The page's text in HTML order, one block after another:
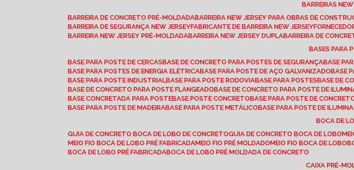
BARREIRAS
BARREIRA DE CONCRETO PRÉ-MOLDADA BARREIRA NEW JERSEY PARA OBRAS DE
BARREIRA DE SEGURANÇA NEW JERSEY FABRICANTE DE BARREIRA NEW JERSEY
BARREIRA NEW JERSEY PRÉ-MOLDADA BARREIRA NEW JERSEY DUPLA BARREIRA DE
BASES PARA
BASE PARA POSTE DE CERCAS BASE DE CONCRETO PARA POSTES DE SEGURANÇA BASE
BASE PARA POSTES DE ENERGIA ELÉTRICA BASE PARA POSTE DE AÇO GALVANIZADO BASE
BASE PARA POSTE INDUSTRIAL BASE PARA POSTE RODOVIA BASE PARA POSTES BASE DE
BASE DE CONCRETO PARA POSTE FLANGEADO BASE DE CONCRETO PARA POSTE DE
BASE CONCRETADA PARA POSTE BASE POSTE CONCRETO BASE PARA POSTE DE
BASE PARA POSTE DE MADEIRA BASE PARA POSTE METÁLICO BASE PARA POSTE DE
BOCA DE
GUIA DE CONCRETO BOCA DE LOBO DE CONCRETO
GUIA DE CONCRETO BOCA DE LOBO
MEIO FIO BOCA DE LOBO PRÉ FABRICADA
MEIO FIO PRÉ MOLDADO MEIO FIO BOCA DE LOBO
BOCA DE LOBO PRÉ FABRICADA BOCA DE LOBO PRÉ MOLDADA DE CONCRETO
CAIXA PRÉ-